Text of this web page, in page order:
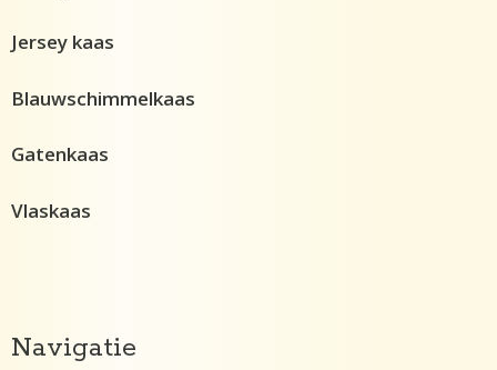
Navigatie
Jersey kaas
Blauwschimmelkaas
Gatenkaas
Vlaskaas